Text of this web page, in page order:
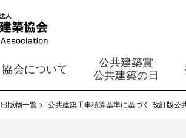
協会について
公共建築賞
公共建築の日
出版物一覧 ‐公共建築工事積算基準に基づく-改訂版